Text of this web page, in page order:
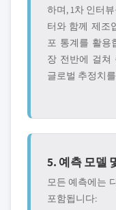
하며, 1차 인터
터와 함께 제조
포 통계를 활용
장 전반에 걸쳐
글로벌 추정치
5. 예측 모델
모든 예측에는
포함됩니다: